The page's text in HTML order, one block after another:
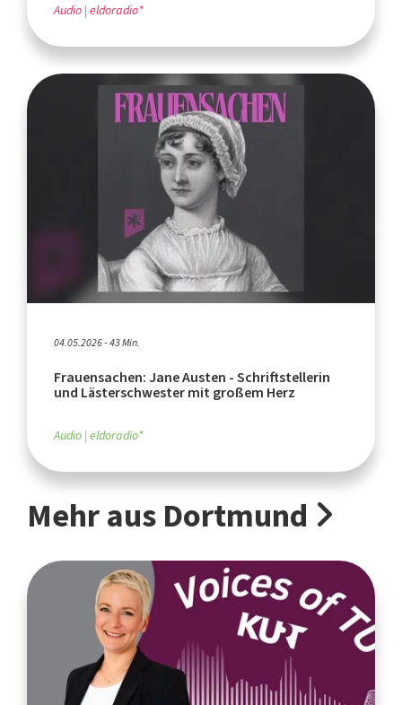
Audio eldoradio*
04.05.2026 - 43 Min.
Frauensachen: Jane Austen - Schriftstellerin
und Lästerschwester mit großem Herz
Audio eldoradio*
Mehr aus Dortmund